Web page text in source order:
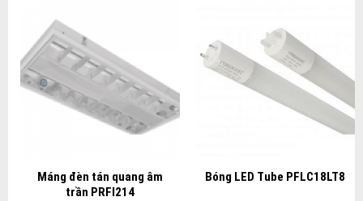
Máng đèn tán quang âm
trần PRFI214
Bóng LED Tube PFLC18LT8